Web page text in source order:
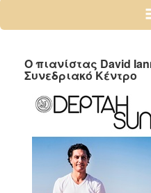
2024
2022
2021
2020
2019
2018
2017
Ο πιανίστας David
Συνεδριακό Κέντρο